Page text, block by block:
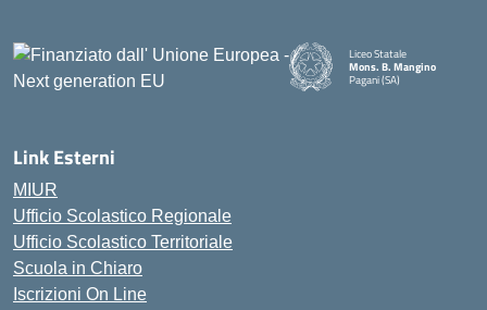
Liceo Statale
Mons. B. Mangino
Pagani (SA)
— Visita la pagina iniziale
Link Esterni
MIUR
Ufficio Scolastico Regionale
Ufficio Scolastico Territoriale
Scuola in Chiaro
Iscrizioni On Line